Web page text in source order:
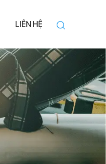
LIÊN HỆ